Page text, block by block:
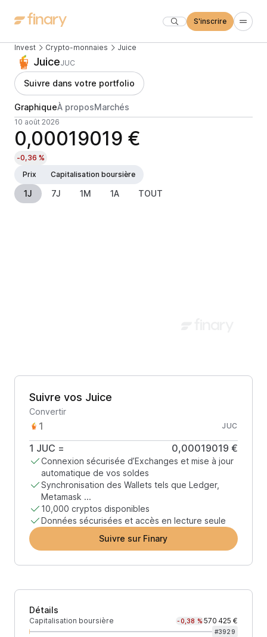
S'inscrire
Invest Crypto-monnaies Juice
JuiceJUC
Suivre dans votre portfolio
GraphiqueÀ proposMarchés
10 août 2026
0,00019019 €
-0,36 %
Prix
Capitalisation boursière
1J 7J 1M 1A TOUT
Suivre vos Juice
Convertir
JUC
1 JUC = 0,00019019 €
Connexion sécurisée d’Exchanges et mise à jour
automatique de vos soldes
Synchronisation des Wallets tels que Ledger,
Metamask ...
10,000 cryptos disponibles
Données sécurisées et accès en lecture seule
Suivre sur Finary
Détails
Capitalisation boursière -0,38 % 570 425 €
#3929